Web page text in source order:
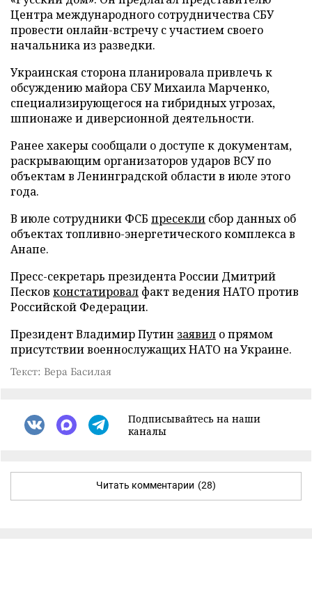
Центра международного сотрудничества СБУ
провести онлайн-встречу с участием своего
начальника из разведки.
Украинская сторона планировала привлечь к
обсуждению майора СБУ Михаила Марченко,
специализирующегося на гибридных угрозах,
шпионаже и диверсионной деятельности.
Ранее хакеры сообщали о доступе к документам,
раскрывающим организаторов ударов ВСУ по
объектам в Ленинградской области в июле этого
года.
В июле сотрудники ФСБ пресекли сбор данных об
объектах топливно-энергетического комплекса в
Анапе.
Пресс-секретарь президента России Дмитрий
Песков констатировал факт ведения НАТО против
Российской Федерации.
Президент Владимир Путин заявил о прямом
присутствии военнослужащих НАТО на Украине.
Текст: Вера Басилая
Подписывайтесь на наши
каналы
Читать комментарии (28)